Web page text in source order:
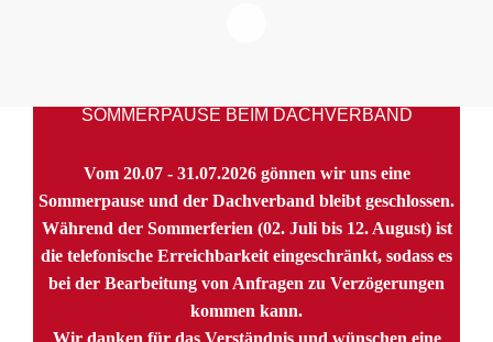
SOMMERPAUSE BEIM DACHVERBAND
Vom 20.07 - 31.07.2026 gönnen wir uns eine
Sommerpause und der Dachverband bleibt geschlossen.
Während der Sommerferien (02. Juli bis 12. August) ist
die telefonische Erreichbarkeit eingeschränkt, sodass es
bei der Bearbeitung von Anfragen zu Verzögerungen
kommen kann.
Wir danken für das Verständnis und wünschen eine